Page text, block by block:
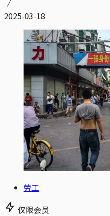
2025-03-18
劳工
仅限会员